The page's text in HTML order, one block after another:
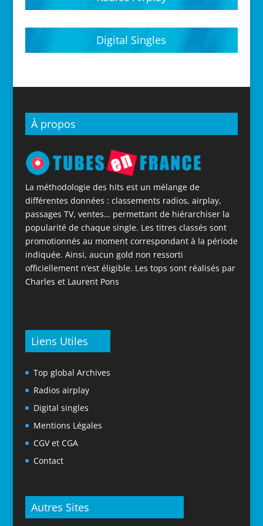
Digital Singles
À propos
La méthodologie des hits est un mélange de
différentes données : classements radios, airplay,
passages TV, ventes… permettant de hiérarchiser la
popularité de chaque single. Les titres classés sont
promotionnés au moment correspondant à la période
indiquée. Ainsi, aucun gold non ressorti
officiellement n’est éligible. Les tops sont réalisés par
Charles et Laurent Pons
Liens Utiles
Top global Archives
Radios airplay
Digital singles
Mentions Légales
CGV et CGA
Contact
Autres Sites